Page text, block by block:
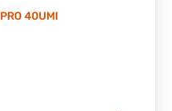
PRO 40UMI